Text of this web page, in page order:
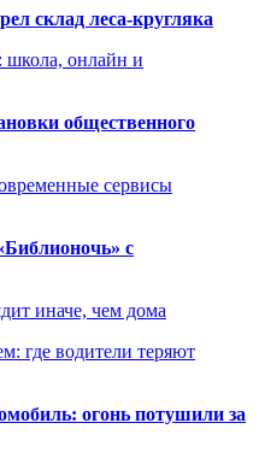
склад леса-кругляка
школа, онлайн и
общественного
сервисы
с
иначе, чем дома
где водители теряют
огонь потушили за